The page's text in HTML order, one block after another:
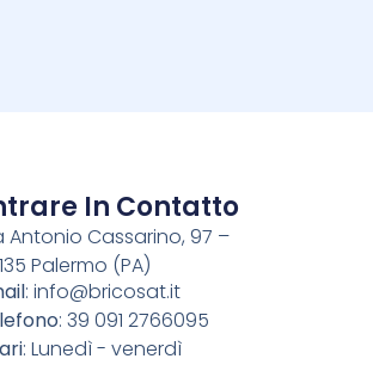
In Contatto
Antonio Cassarino, 97 –
Palermo (PA)
: info@bricosat.it
: 39 091 2766095
: Lunedì - venerdì